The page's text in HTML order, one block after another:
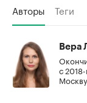
Авторы Теги
Вера
с